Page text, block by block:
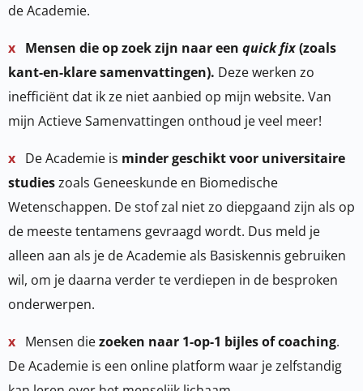
de Academie.
x Mensen die op zoek zijn naar een quick fix(zoals
kant-en-klare samenvattingen). Deze werken zo
inefficiënt dat ik ze niet aanbied op mijn website. Van
mijn Actieve Samenvattingen onthoud je veel meer!
x De Academie is minder geschikt voor universitaire
studieszoals Geneeskunde en Biomedische
Wetenschappen. De stof zal niet zo diepgaand zijn als op
de meeste tentamens gevraagd wordt. Dus meld je
alleen aan als je de Academie als Basiskennis gebruiken
wil, om je daarna verder te verdiepen in de besproken
onderwerpen.
x Mensen diezoeken naar 1-op-1 bijles of coaching.
De Academie is een online platform waar je zelfstandig